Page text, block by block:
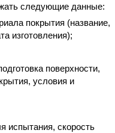
следующие данные:
покрытия (название,
изготовления);
поверхности,
условия и
испытания, скорость